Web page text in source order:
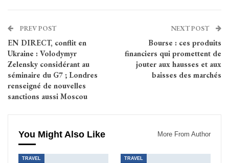
PREV POST
EN DIRECT, conflit en
Ukraine : Volodymyr
Zelensky considérant au
séminaire du G7 ; Londres
renseigné de nouvelles
sanctions aussi Moscou
NEXT POST
Bourse : ces produits
financiers qui promettent de
jouter aux hausses et aux
baisses des marchés
You Might Also Like More From Author
TRAVEL TRAVEL